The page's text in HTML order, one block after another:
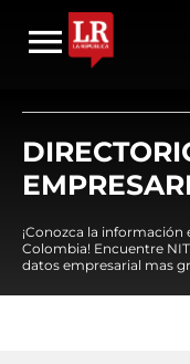
¡Conozca la
Colombia! Encuentre
datos empresarial mas